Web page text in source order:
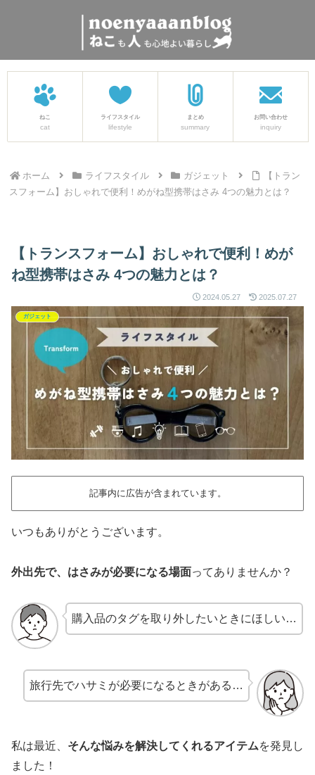
ねこ
cat
ライフスタイル
lifestyle
まとめ
summary
お問い合わせ
inquiry
ホーム ライフスタイル ガジェット
【トラン
スフォーム】おしゃれで便利！めがね型携帯はさみ 4つの魅力とは？
【トランスフォーム】おしゃれで便利！めが
ね型携帯はさみ 4つの魅力とは？
2024.05.27 2025.07.27
ガジェット
記事内に広告が含まれています。
いつもありがとうございます。
外出先で、はさみが必要になる場面ってありませんか？
購入品のタグを取り外したいときにほしい…
旅行先でハサミが必要になるときがある…
私は最近、 そんな悩みを解決してくれるアイテムを発見し
ました！